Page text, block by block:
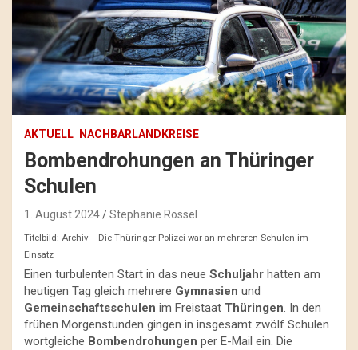
AKTUELL NACHBARLANDKREISE
Bombendrohungen an Thüringer
Schulen
1. August 2024 Stephanie Rössel
Titelbild: Archiv – Die Thüringer Polizei war an mehreren Schulen im
Einsatz
Einen turbulenten Start in das neue Schuljahr hatten am
heutigen Tag gleich mehrere Gymnasien und
Gemeinschaftsschulen im Freistaat Thüringen. In den
frühen Morgenstunden gingen in insgesamt zwölf Schulen
wortgleiche Bombendrohungen per E-Mail ein. Die